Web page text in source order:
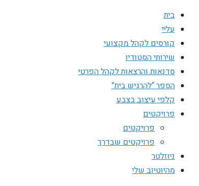
בית
עליי
קורסים לקהל מקצועי
שירותי הסטודיו
סדנאות והרצאות לקהל הפרטי
הספר “להרגיש בית”
קלפי עיצוב בצבע
פרויקטים
פרויקטים
פרויקטים שבדרך
ניוזלטר
מהיוטיוב שלי